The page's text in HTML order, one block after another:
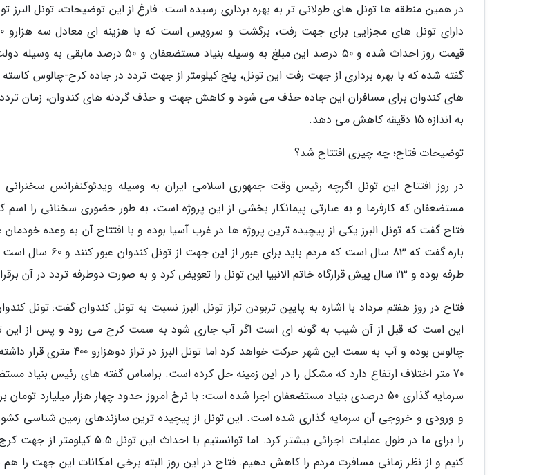
در همین منطقه ها تونل های طولانی تر به بهره برداری رسیده است. فارغ از این توضیحات، تونل البرز
قیمت روز احداث شده و 50 درصد این مبلغ به وسیله بنیاد
گفته شده که با بهره برداری از جهت رفت این تونل، پنج کیلومتر از جهت تردد در جاده کرج-چالوس کاسته
های کندوان برای مسافران این جاده حذف می شود و کاهش جهت و حذف گردنه های کندوان، زمان تردد
به اندازه 15 دقیقه کاهش می دهد.
توضیحات فتاح؛ چه چیزی افتتاح شد؟
در روز افتتاح این تونل اگرچه رئیس وقت جمهوری اسلامی ایران به وسیله ویدئوکنفرانس سخنرانی
مستضعفان که کارفرما و به عبارتی پیمانکار بخشی از این پروژه است، به طور حضوری سخنانی را اسم
فتاح گفت که تونل البرز یکی از پیچیده ترین پروژه ها در غرب آسیا بوده و با افتتاح آن به وعده
باره گفت که 83 سال است که مردم باید
طرفه بوده و 23 سال پیش قرارگاه خاتم الانبیا این تونل را تعویض کرد و به صورت دوطرفه تردد در آن برقرار شد.
فتاح در روز هفتم مرداد با اشاره به پایین تربودن تراز تونل البرز نسبت به تونل کندوان گفت: تونل
این است که قبل از آن شیب به گونه ای است اگر آب جاری شود به سمت کرج می رود و پس از
چالوس بوده و آب به سمت این شهر حرکت خواهد کرد
70 متر اختلاف ارتفاع دارد که مشکل را در این زمینه حل کرده است. براساس گفته های رئیس بنیاد
سرمایه گذاری 50 درصدی بنیاد مستضعفان اجرا شده است: با نرخ امروز حدود چهار هزار میلیارد
و ورودی و خروجی آن سرمایه گذاری شده است. این تونل از پیچیده ترین سازندهای زمین شناسی
را برای ما در طول عملیات اجرائی بیشتر کرد. اما
کنیم و از نظر زمانی مسافرت مردم را کاهش دهیم. فتاح در این روز البته برخی امکانات این جهت را